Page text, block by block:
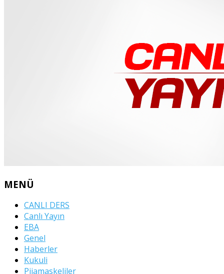
MENÜ
CANLI DERS
Canlı Yayın
EBA
Genel
Haberler
Kukuli
Pijamaskeliler